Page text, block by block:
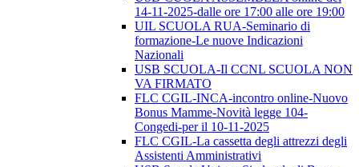
14-11-2025-dalle ore 17:00 alle ore 19:00
UIL SCUOLA RUA-Seminario di
formazione-Le nuove Indicazioni
Nazionali
USB SCUOLA-Il CCNL SCUOLA NON
VA FIRMATO
FLC CGIL-INCA-incontro online-Nuovo
Bonus Mamme-Novità legge 104-
Congedi-per il 10-11-2025
FLC CGIL-La cassetta degli attrezzi degli
Assistenti Amministrativi